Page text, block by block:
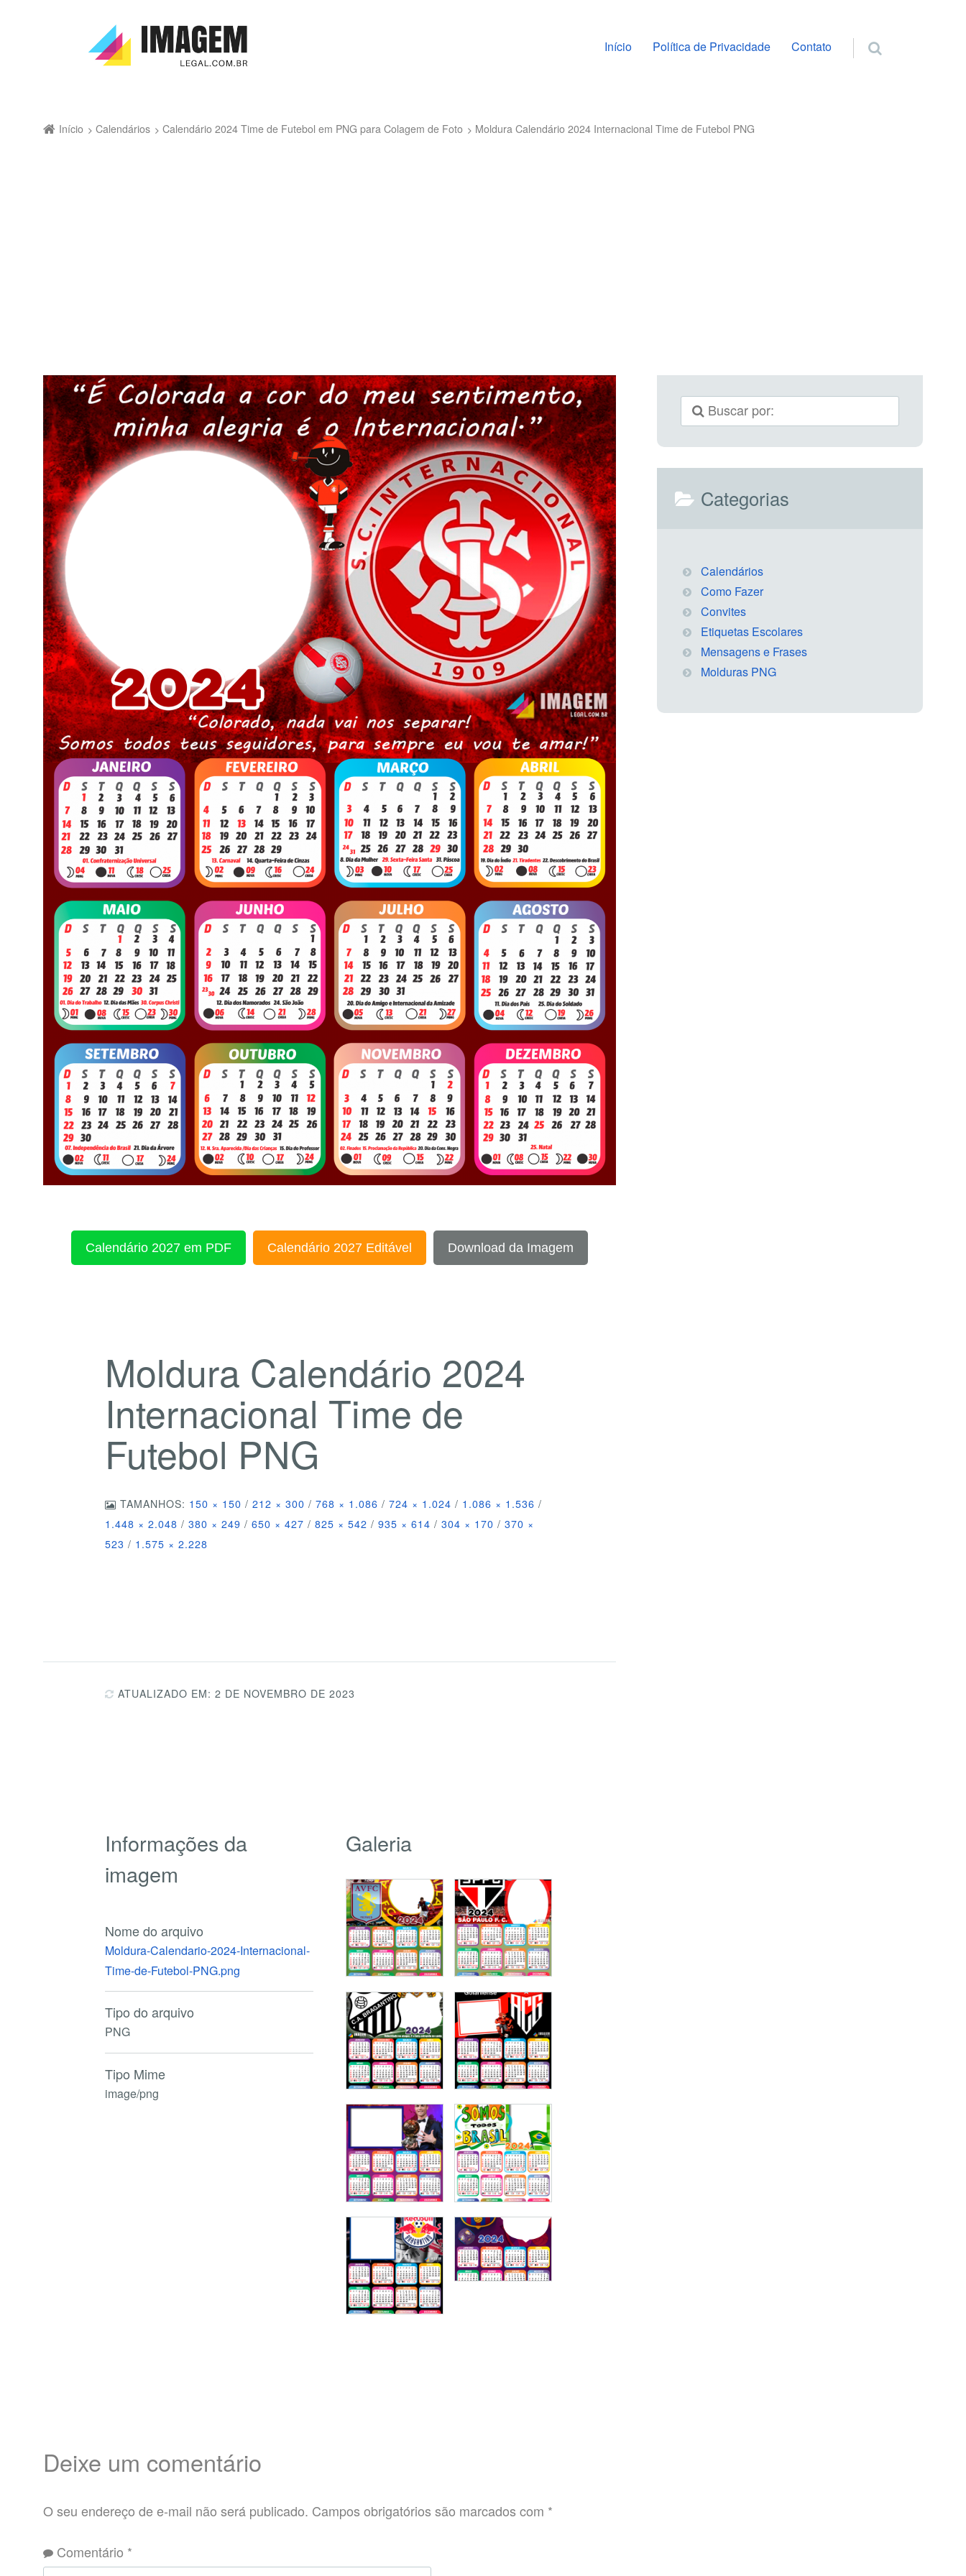
Pular para o conteúdo
Início Política de Privacidade Contato
Início Calendários Calendário 2024 Time de Futebol em PNG para Colagem de Foto Moldura Calendário 2024 Internacional Time de Futebol PNG
Calendário 2027 em PDF Calendário 2027 Editável Download da Imagem
Moldura Calendário 2024
Internacional Time de
Futebol PNG
TAMANHOS: 150 × 150 / 212 × 300 / 768 × 1.086 / 724 × 1.024 / 1.086 × 1.536 /
1.448 × 2.048 / 380 × 249 / 650 × 427 / 825 × 542 / 935 × 614 / 304 × 170 / 370 ×
523 / 1.575 × 2.228
ATUALIZADO EM: 2 DE NOVEMBRO DE 2023
Informações da
imagem
Nome do arquivo
Moldura-Calendario-2024-Internacional-
Time-de-Futebol-PNG.png
Tipo do arquivo
PNG
Tipo Mime
image/png
Galeria
Deixe um comentário
O seu endereço de e-mail não será publicado. Campos obrigatórios são marcados com *
Comentário *
Categorias
Calendários
Como Fazer
Convites
Etiquetas Escolares
Mensagens e Frases
Molduras PNG